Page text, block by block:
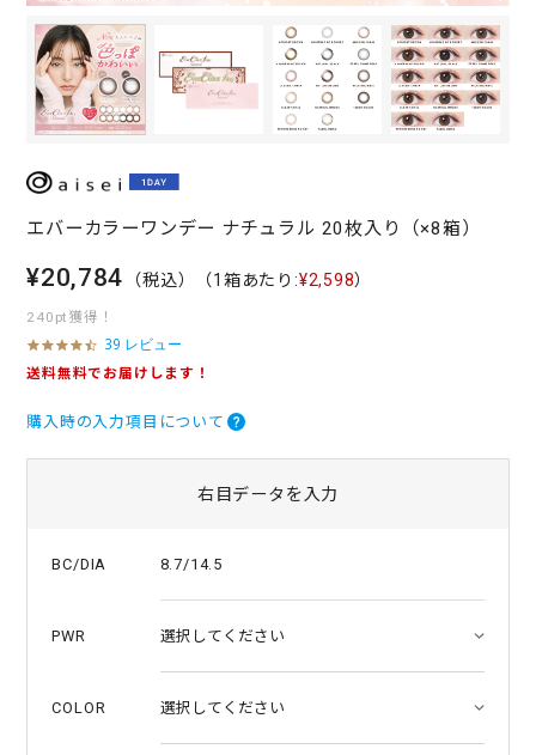
エバーカラーワンデー ナチュラル 20枚入り（×8箱）
¥20,784 （税込） （1箱あたり:¥2,598）
240pt獲得！
4
.
t
n
39 レビュー
送料無料でお届けします！
購入時の入力項目について
右目データを入力
BC/DIA 8.7/14.5
PWR
COLOR